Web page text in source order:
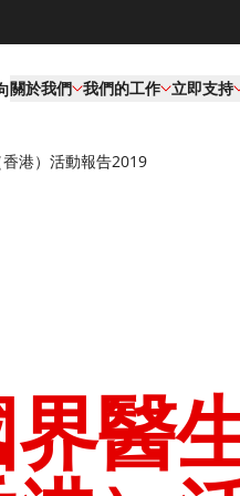
關於我們 我們的工作​ 立即支持
港）活動報告2019
醫